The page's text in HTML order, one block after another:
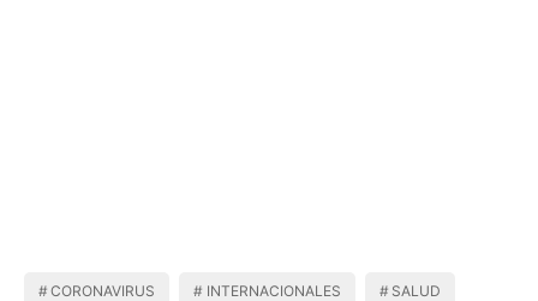
CORONAVIRUS INTERNACIONALES SALUD